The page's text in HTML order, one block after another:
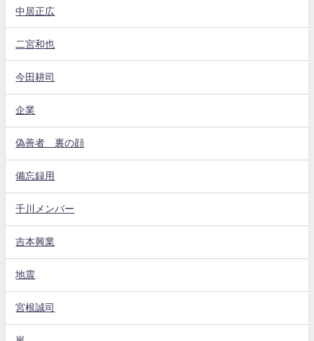
中居正広
二宮和也
今田耕司
企業
偽善者 裏の顔
備忘録用
千川メンバー
吉本興業
地震
宮根誠司